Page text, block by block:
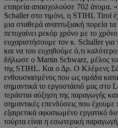
εταιρεία απασχολούσε 702
Schaller στο τιμόνι, η STIHL Tirol
μια σταθερά αναπτυξιακή πορεία τα
πετυχαίνει ρεκόρ χρόνο με το
ευχαριστήσουμε τον κ. Schaller για
και να του ευχηθούμε ό,τι
δήλωσε ο Martin Schwarz, μέλος
της STIHL. Και ο Δρ. Ο Κλέμενς
ενθουσιασμένος που ως ομάδα
σημαντικά το εργοστάσιό μας
τεράστια αύξηση της παραγωγής
σημαντικές επενδύσεις που έχουμε
εξαιρετικά αφοσιωμένο εργατικό
τούρτα είναι η εσωτερική